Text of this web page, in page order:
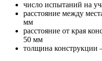
число испытаний на
расстояние между
мм
расстояние от края
50 мм
толщина